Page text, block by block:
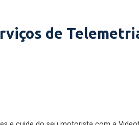
de
e cuide do seu motorista com a